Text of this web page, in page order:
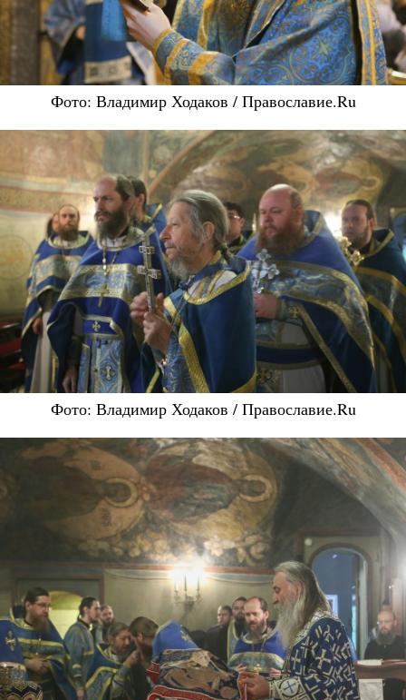
Фото: Владимир Ходаков / Православие.Ru
Фото: Владимир Ходаков / Православие.Ru